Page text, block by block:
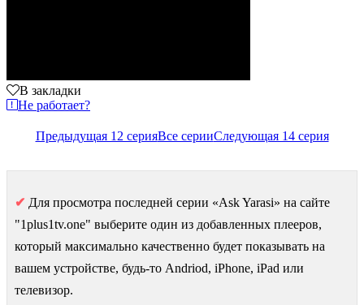
В закладки
Не работает?
Предыдущая 12 серияВсе серииСледующая 14 серия
✔ Для просмотра последней серии «Ask Yarasi» на сайте
"1plus1tv.one" выберите один из добавленных плееров,
который максимально качественно будет показывать на
вашем устройстве, будь-то Andriod, iPhone, iPad или
телевизор.